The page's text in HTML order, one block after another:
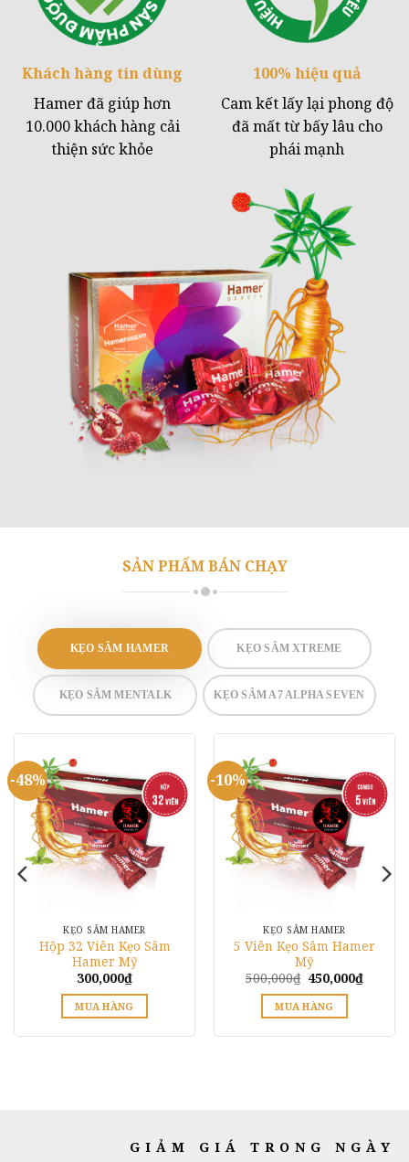
Khách hàng tin dùng
Hamer đã giúp hơn
10.000 khách hàng cải
thiện sức khỏe
100% hiệu quả
Cam kết lấy lại phong độ
đã mất từ bấy lâu cho
phái mạnh
SẢN PHẨM BÁN CHẠY
KẸO SÂM HAMER KẸO SÂM XTREME
KẸO SÂM MENTALK KẸO SÂM A7 ALPHA SEVEN
-48%
KẸO SÂM HAMER
Hộp 32 Viên Kẹo Sâm
Hamer Mỹ
300,000₫
MUA HÀNG
-10%
KẸO SÂM HAMER
5 Viên Kẹo Sâm Hamer
Mỹ
500,000₫ Giá
là:
500,000₫.
450,000₫Giá
MUA HÀNG
GIẢM GIÁ TRONG NGÀY